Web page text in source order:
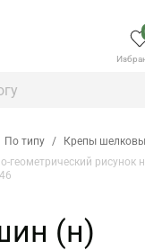
По типу / Крепы
геометрический рисунок
(н)